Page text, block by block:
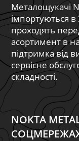
Металощукачі
імпортуються
проходять
асортимент в
підтримка від
сервісне
складності.
NOKTA